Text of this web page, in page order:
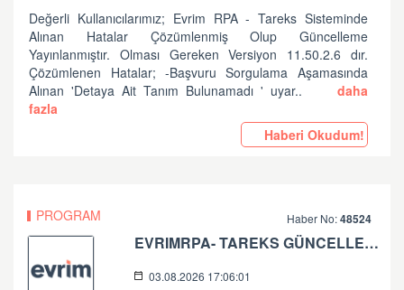
Değerli Kullanıcılarımız; Evrim RPA - Tareks Sisteminde
Alınan Hatalar Çözümlenmiş Olup Güncelleme
Yayınlanmıştır. Olması Gereken Versiyon 11.50.2.6 dır.
Çözümlenen Hatalar; -Başvuru Sorgulama Aşamasında
Alınan 'Detaya Ait Tanım Bulunamadı ' uyar..
daha
fazla
Haberi Okudum!
PROGRAM Haber No:48524
EVRIMRPA- TAREKS GÜNCELLEMESI HAKKINDA (V: 11.50.2.2)
03.08.2026 17:06:01